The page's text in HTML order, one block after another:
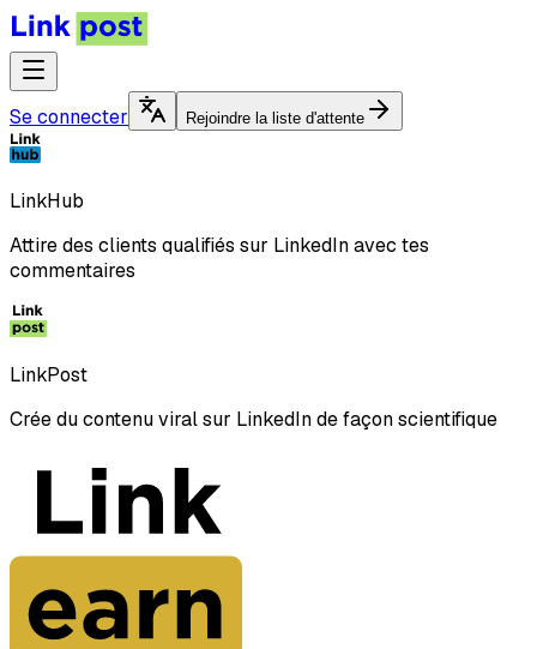
Se connecter Rejoindre la liste d'attente
LinkHub
Attire des clients qualifiés sur LinkedIn avec tes
commentaires
LinkPost
Crée du contenu viral sur LinkedIn de façon scientifique